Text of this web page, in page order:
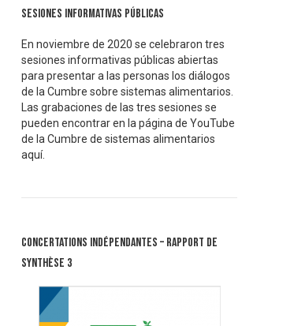
Sesiones informativas públicas
En noviembre de 2020 se celebraron tres
sesiones informativas públicas abiertas
para presentar a las personas los diálogos
de la Cumbre sobre sistemas alimentarios.
Las grabaciones de las tres sesiones se
pueden encontrar en la página de YouTube
de la Cumbre de sistemas alimentarios
aquí.
Concertations Indépendantes – Rapport de
synthèse 3